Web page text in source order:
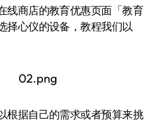
线商店的教育优惠页面「教育
择心仪的设备，教程我们以
根据自己的需求或者预算来挑